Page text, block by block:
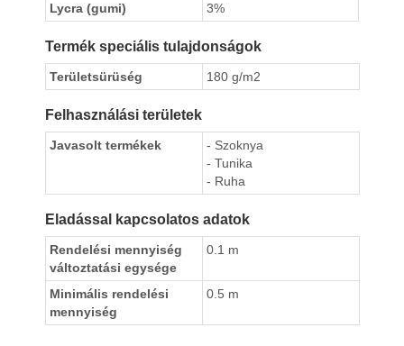
Lycra (gumi)
3%
Termék speciális tulajdonságok
Területsürüség 180 g/m2
Felhasználási területek
Javasolt termékek
- Szoknya
- Tunika
- Ruha
Eladással kapcsolatos adatok
Rendelési mennyiség
változtatási egysége
0.1 m
Minimális rendelési
mennyiség
0.5 m